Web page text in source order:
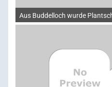
Aus Buddelloch wurde